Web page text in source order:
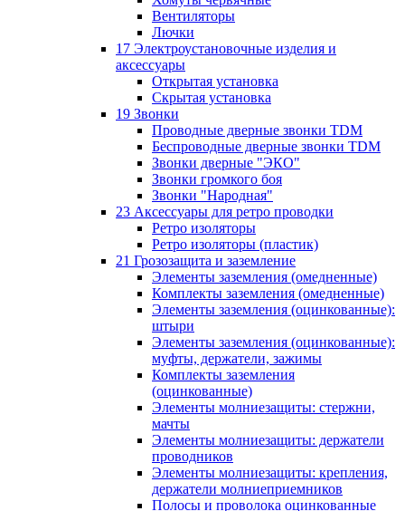
Вентиляторы
Лючки
17 Электроустановочные изделия и
аксессуары
Открытая установка
Скрытая установка
19 Звонки
Проводные дверные звонки TDM
Беспроводные дверные звонки TDM
Звонки дверные "ЭКО"
Звонки громкого боя
Звонки "Народная"
23 Аксессуары для ретро проводки
Ретро изоляторы
Ретро изоляторы (пластик)
21 Грозозащита и заземление
Элементы заземления (омедненные)
Комплекты заземления (омедненные)
Элементы заземления (оцинкованные):
штыри
Элементы заземления (оцинкованные):
муфты, держатели, зажимы
Комплекты заземления
(оцинкованные)
Элементы молниезащиты: стержни,
мачты
Элементы молниезащиты: держатели
проводников
Элементы молниезащиты: крепления,
держатели молниеприемников
Полосы и проволока оцинкованные